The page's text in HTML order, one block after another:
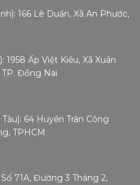
166 Lê Duẩn, Xã An Phước,
1958 Ấp Việt Kiều, Xã Xuân
TP. Đồng Nai
64 Huyền Trân Công
TPHCM
71A, Đường 3 Tháng 2,